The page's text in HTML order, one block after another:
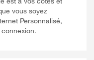
vous soyez
Personnalisé,